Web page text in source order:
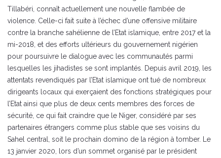
Tillabéri, connaît actuellement une nouvelle flambée de
violence. Celle-ci fait suite à l’échec d’une offensive militaire
contre la branche sahélienne de l’Etat islamique, entre 2017 et la
mi-2018, et des efforts ultérieurs du gouvernement nigérien
pour poursuivre le dialogue avec les communautés parmi
lesquelles les jihadistes se sont implantés. Depuis avril 2019, les
attentats revendiqués par l’Etat islamique ont tué de nombreux
dirigeants locaux qui exerçaient des fonctions stratégiques pour
l’Etat ainsi que plus de deux cents membres des forces de
sécurité, ce qui fait craindre que le Niger, considéré par ses
partenaires étrangers comme plus stable que ses voisins du
Sahel central, soit le prochain domino de la région à tomber. Le
13 janvier 2020, lors d’un sommet organisé par le président